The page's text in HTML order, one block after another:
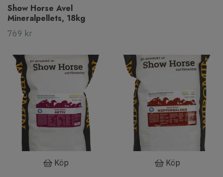
Show Horse Avel
Mineralpellets, 18kg
769 kr
Köp Köp